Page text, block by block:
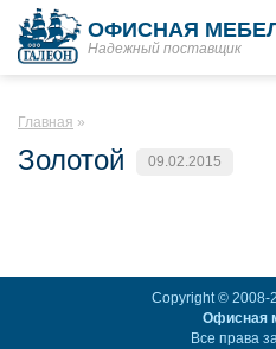
ОФИСНАЯ
Надежный поставщик
Главная
Золотой 09.02.2015
Copyright ©
Офисная
Все права